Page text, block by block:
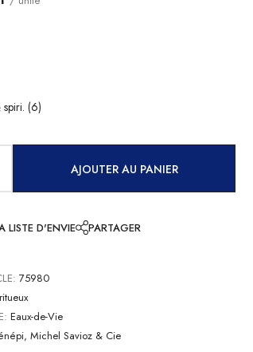
(6)
AJOUTER AU PANIER
LISTE D'ENVIE PARTAGER
75980
Eaux-de-Vie
Michel Savioz & Cie